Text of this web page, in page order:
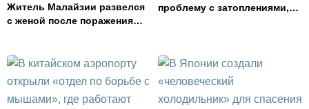
Житель Малайзии развелся
с женой после поражения
проблему с затоплениями,